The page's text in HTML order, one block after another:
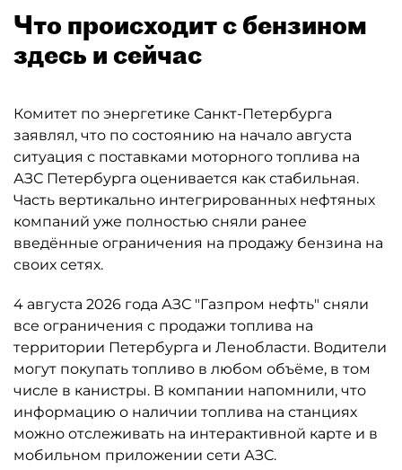
Что происходит с бензином
здесь и сейчас
Комитет по энергетике Санкт-Петербурга
заявлял, что по состоянию на начало августа
ситуация с поставками моторного топлива на
АЗС Петербурга оценивается как стабильная.
Часть вертикально интегрированных нефтяных
компаний уже полностью сняли ранее
введённые ограничения на продажу бензина на
своих сетях.
4 августа 2026 года АЗС "Газпром нефть" сняли
все ограничения с продажи топлива на
территории Петербурга и Ленобласти. Водители
могут покупать топливо в любом объёме, в том
числе в канистры. В компании напомнили, что
информацию о наличии топлива на станциях
можно отслеживать на интерактивной карте и в
мобильном приложении сети АЗС.